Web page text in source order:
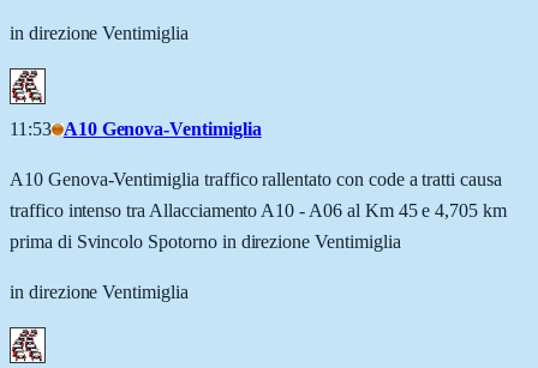
in direzione Ventimiglia
11:53 A10 Genova-Ventimiglia
A10 Genova-Ventimiglia traffico rallentato con code a tratti causa
traffico intenso tra Allacciamento A10 - A06 al Km 45 e 4,705 km
prima di Svincolo Spotorno in direzione Ventimiglia
in direzione Ventimiglia